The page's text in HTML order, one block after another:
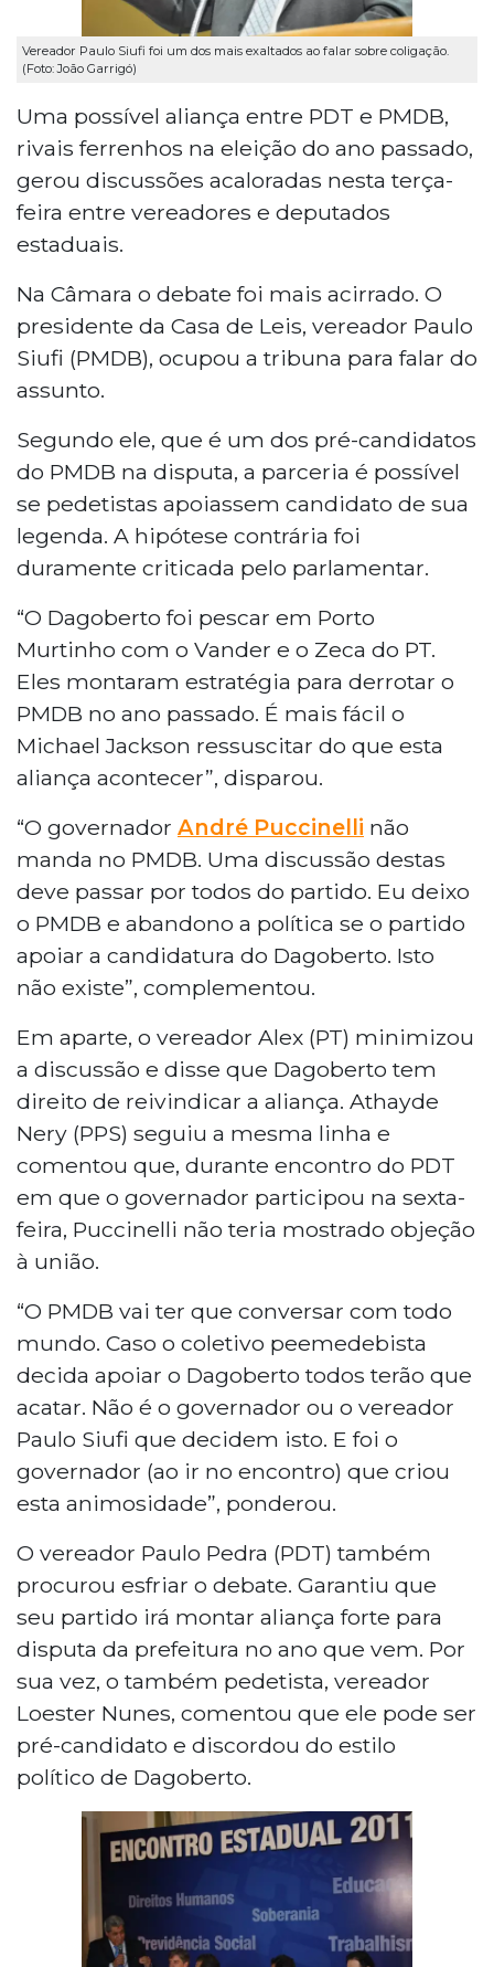
Vereador Paulo Siufi foi um dos mais exaltados ao falar sobre coligação.
(Foto: João Garrigó)
Uma possível aliança entre PDT e PMDB,
rivais ferrenhos na eleição do ano passado,
gerou discussões acaloradas nesta terça-
feira entre vereadores e deputados
estaduais.
Na Câmara o debate foi mais acirrado. O
presidente da Casa de Leis, vereador Paulo
Siufi (PMDB), ocupou a tribuna para falar do
assunto.
Segundo ele, que é um dos pré-candidatos
do PMDB na disputa, a parceria é possível
se pedetistas apoiassem candidato de sua
legenda. A hipótese contrária foi
duramente criticada pelo parlamentar.
“O Dagoberto foi pescar em Porto
Murtinho com o Vander e o Zeca do PT.
Eles montaram estratégia para derrotar o
PMDB no ano passado. É mais fácil o
Michael Jackson ressuscitar do que esta
aliança acontecer”, disparou.
“O governador André Puccinelli não
manda no PMDB. Uma discussão destas
deve passar por todos do partido. Eu deixo
o PMDB e abandono a política se o partido
apoiar a candidatura do Dagoberto. Isto
não existe”, complementou.
Em aparte, o vereador Alex (PT) minimizou
a discussão e disse que Dagoberto tem
direito de reivindicar a aliança. Athayde
Nery (PPS) seguiu a mesma linha e
comentou que, durante encontro do PDT
em que o governador participou na sexta-
feira, Puccinelli não teria mostrado objeção
à união.
“O PMDB vai ter que conversar com todo
mundo. Caso o coletivo peemedebista
decida apoiar o Dagoberto todos terão que
acatar. Não é o governador ou o vereador
Paulo Siufi que decidem isto. E foi o
governador (ao ir no encontro) que criou
esta animosidade”, ponderou.
O vereador Paulo Pedra (PDT) também
procurou esfriar o debate. Garantiu que
seu partido irá montar aliança forte para
disputa da prefeitura no ano que vem. Por
sua vez, o também pedetista, vereador
Loester Nunes, comentou que ele pode ser
pré-candidato e discordou do estilo
político de Dagoberto.